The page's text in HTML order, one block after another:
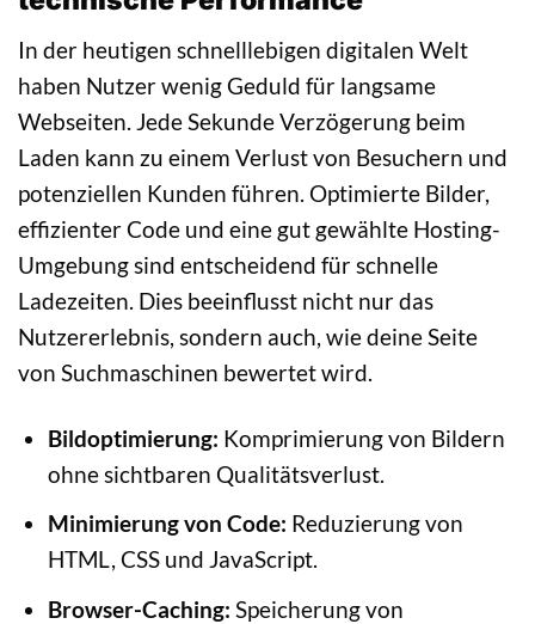
In der heutigen schnelllebigen digitalen Welt
haben Nutzer wenig Geduld für langsame
Webseiten. Jede Sekunde Verzögerung beim
Laden kann zu einem Verlust von Besuchern und
potenziellen Kunden führen. Optimierte Bilder,
effizienter Code und eine gut gewählte Hosting-
Umgebung sind entscheidend für schnelle
Ladezeiten. Dies beeinflusst nicht nur das
Nutzererlebnis, sondern auch, wie deine Seite
von Suchmaschinen bewertet wird.
Bildoptimierung: Komprimierung von Bildern
ohne sichtbaren Qualitätsverlust.
Minimierung von Code: Reduzierung von
HTML, CSS und JavaScript.
Browser-Caching: Speicherung von